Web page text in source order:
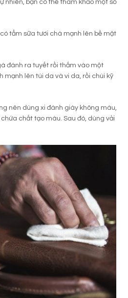
nhiên, bạn có thể tham khảo một số
tẩm sữa tươi chà mạnh lên bề mặt
đánh ra tuyết rồi thấm vào một
mạnh lên túi da và vi da, rồi chùi kỹ
nên dùng xi đánh giày không màu,
chất tạo màu. Sau đó, dùng vải